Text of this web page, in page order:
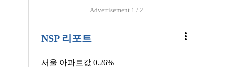
Advertisement 1 / 2
NSP 리포트 more_vert
서울 아파트값 0.26%